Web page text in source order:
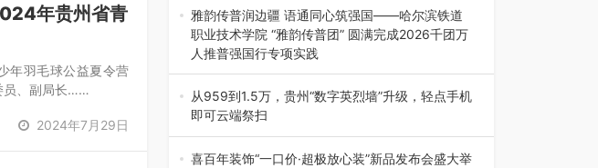
年贵州省青
年羽毛球公益夏令营
员、副局长……
2024年7月29日
能西南市场创新发展 （7月27日，成…
雅韵传普润边疆 语通同心筑强国——哈尔滨铁道
职业技术学院 “雅韵传普团” 圆满完成2026千团万
人推普强国行专项实践
为扎实推进2026“千团万人推普强国行”大学生暑
期社会实践，牢牢紧扣 “雅韵传普…
从959到1.5万，贵州“数字英烈墙”升级，轻点手机
即可云端祭扫
八一建军节到来之际，由贵州省退役军人事务厅指
导，贵阳市退役军人事务局联合贵州广电…
喜百年装饰“一口价·超极放心装”新品发布会盛大举